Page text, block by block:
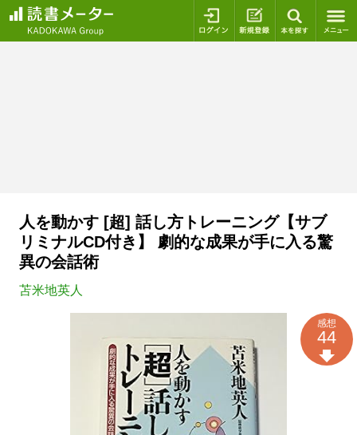
ログイン 新規登録
人を動かす [超] 話し方トレーニング【サブ
リミナルCD付き】 劇的な成果が手に入る驚
異の会話術
苫米地英人
感想
44